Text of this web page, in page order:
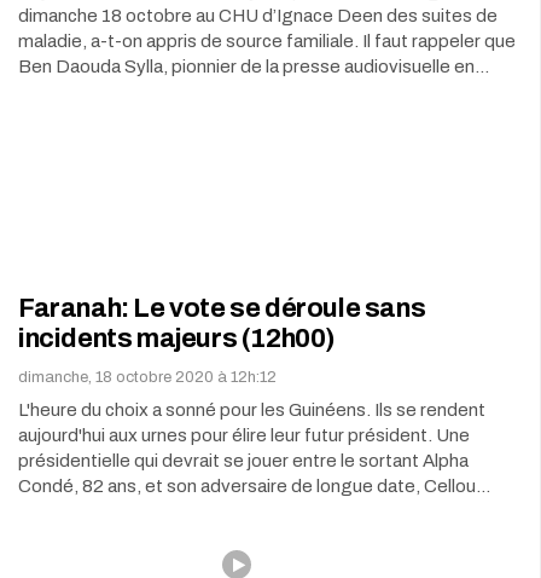
dimanche 18 octobre au CHU d’Ignace Deen des suites de
maladie, a-t-on appris de source familiale. Il faut rappeler que
Ben Daouda Sylla, pionnier de la presse audiovisuelle en…
Faranah: Le vote se déroule sans
incidents majeurs (12h00)
dimanche, 18 octobre 2020 à 12h:12
L'heure du choix a sonné pour les Guinéens. Ils se rendent
aujourd'hui aux urnes pour élire leur futur président. Une
présidentielle qui devrait se jouer entre le sortant Alpha
Condé, 82 ans, et son adversaire de longue date, Cellou…